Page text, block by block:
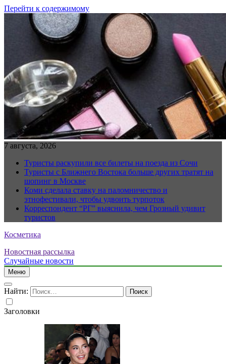
Перейти к содержимому
7 августа, 2026
Туристы раскупили все билеты на поезда из Сочи
Туристы с Ближнего Востока больше других тратят на
шопинг в Москве
Коми сделала ставку на паломничество и
этнофестивали, чтобы удвоить турпоток
Корреспондент “РГ” выяснила, чем Грозный удивит
туристов
Косметика
Новостная рассылка
Случайные новости
Меню
Найти:
Заголовки